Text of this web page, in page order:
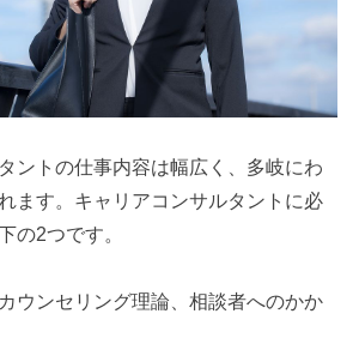
ントの仕事内容は幅広く、多岐にわ
ます。キャリアコンサルタントに必
の2つです。
ウンセリング理論、相談者へのかか